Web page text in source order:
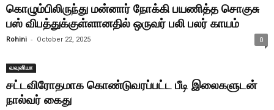
கொழும்பிலிருந்து மன்னார் நோக்கி பயணித்த சொகுசு
பஸ் விபத்துக்குள்ளானதில் ஒருவர் பலி பலர் காயம்
Rohini - October 22, 2025 0
வவுனியா
சட்டவிரோதமாக கொண்டுவரப்பட்ட பீடி இலைகளுடன்
நால்வர் கைது